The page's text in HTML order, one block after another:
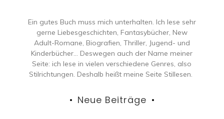
Ein gutes Buch muss mich unterhalten. Ich lese sehr
gerne Liebesgeschichten, Fantasybücher, New
Adult-Romane, Biografien, Thriller, Jugend- und
Kinderbücher… Deswegen auch der Name meiner
Seite: ich lese in vielen verschiedene Genres, also
Stilrichtungen. Deshalb heißt meine Seite Stillesen.
Neue Beiträge